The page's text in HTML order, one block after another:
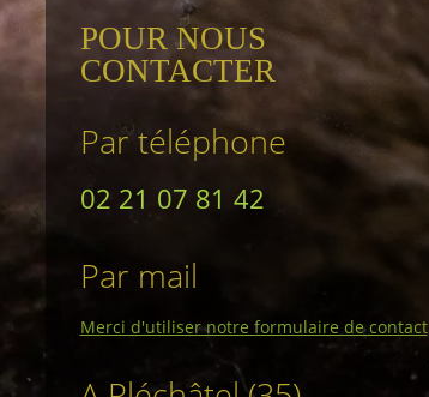
POUR NOUS
CONTACTER
Par téléphone
02 21 07 81 42
Par mail
Merci d'utiliser notre formulaire de contact